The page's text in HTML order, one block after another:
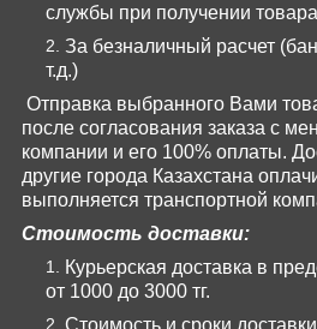
службы при получении
За безналичный расчет
т.д.)
Отправка выбранного Вами
после согласования заказа с
компании и его 100% оплаты.
другие города Казахстана
выполняется транспортной
Стоимость доставки:
Курьерская доставка в
от 1000 до 3000 тг.
Стоимость и сроки